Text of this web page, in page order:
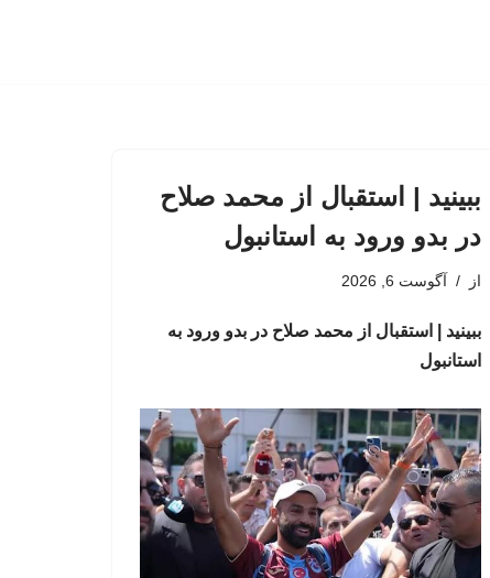
ببینید | استقبال از محمد صلاح
در بدو ورود به استانبول
از آگوست 6, 2026
ببینید | استقبال از محمد صلاح در بدو ورود به
استانبول